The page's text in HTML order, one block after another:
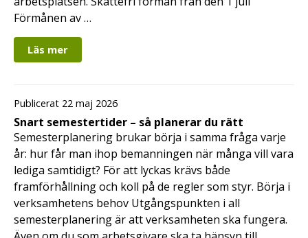
Förmånen av …
Läs mer
Publicerat 22 maj 2026
Snart semestertider – så planerar du rätt
Semesterplanering brukar börja i samma fråga varje
år: hur får man ihop bemanningen när många vill vara
lediga samtidigt? För att lyckas krävs både
framförhållning och koll på de regler som styr. Börja i
verksamhetens behov Utgångspunkten i all
semesterplanering är att verksamheten ska fungera.